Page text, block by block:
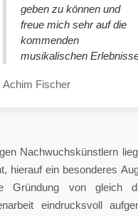
geben zu können und
freue mich sehr auf die
kommenden
musikalischen
Achim Fischer
Nachwuchskünstlern
hierauf ein besonderes
Gründung von gleich
eindrucksvoll